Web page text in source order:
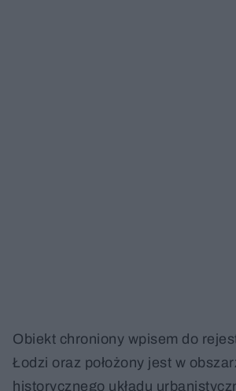
Obiekt chroniony wpisem do
Łodzi oraz położony jest w
historycznego układu